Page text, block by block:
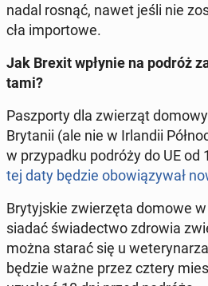
nadal rosnąć, nawet jeśli nie
cła im­por­to­we.
Jak Brexit wpłynie na podróż
ta­mi?
Pasz­por­ty dla zwie­rząt
Bry­ta­nii (ale nie w Ir­lan­dii
w przy­pad­ku podróży do UE od
tej daty będzie obo­wią­zy­wał
Bry­tyj­skie zwie­rzę­ta domowe
sia­dać świa­dec­two zdrowia
można starać się u
będzie ważne przez cztery